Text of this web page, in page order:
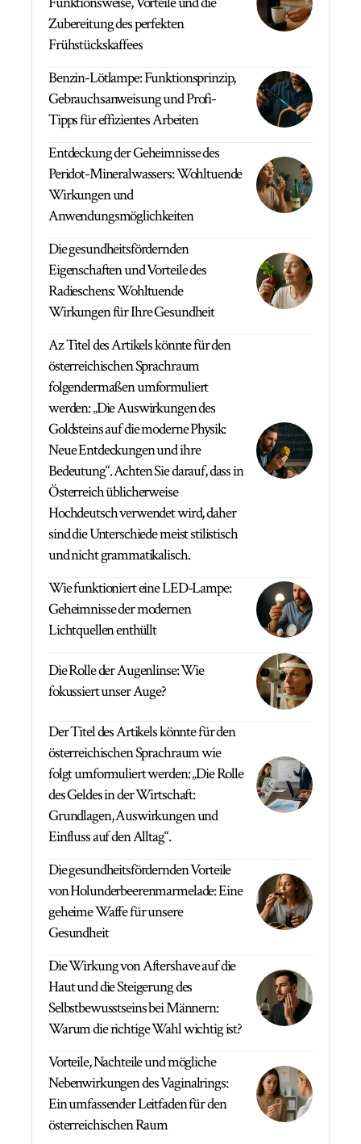
Zubereitung des perfekten
Frühstückskaffees
Benzin-Lötlampe: Funktionsprinzip,
Gebrauchsanweisung und Profi-
Tipps für effizientes Arbeiten
Entdeckung der Geheimnisse des
Peridot-Mineralwassers: Wohltuende
Wirkungen und
Anwendungsmöglichkeiten
Die gesundheitsfördernden
Eigenschaften und Vorteile des
Radieschens: Wohltuende
Wirkungen für Ihre Gesundheit
Az Titel des Artikels könnte für den
österreichischen Sprachraum
folgendermaßen umformuliert
werden: „Die Auswirkungen des
Goldsteins auf die moderne Physik:
Neue Entdeckungen und ihre
Bedeutung“. Achten Sie darauf, dass in
Österreich üblicherweise
Hochdeutsch verwendet wird, daher
sind die Unterschiede meist stilistisch
und nicht grammatikalisch.
Wie funktioniert eine LED-Lampe:
Geheimnisse der modernen
Lichtquellen enthüllt
Die Rolle der Augenlinse: Wie
fokussiert unser Auge?
Der Titel des Artikels könnte für den
österreichischen Sprachraum wie
folgt umformuliert werden: „Die Rolle
des Geldes in der Wirtschaft:
Grundlagen, Auswirkungen und
Einfluss auf den Alltag“.
Die gesundheitsfördernden Vorteile
von Holunderbeerenmarmelade: Eine
geheime Waffe für unsere
Gesundheit
Die Wirkung von Aftershave auf die
Haut und die Steigerung des
Selbstbewusstseins bei Männern:
Warum die richtige Wahl wichtig ist?
Vorteile, Nachteile und mögliche
Nebenwirkungen des Vaginalrings:
Ein umfassender Leitfaden für den
österreichischen Raum